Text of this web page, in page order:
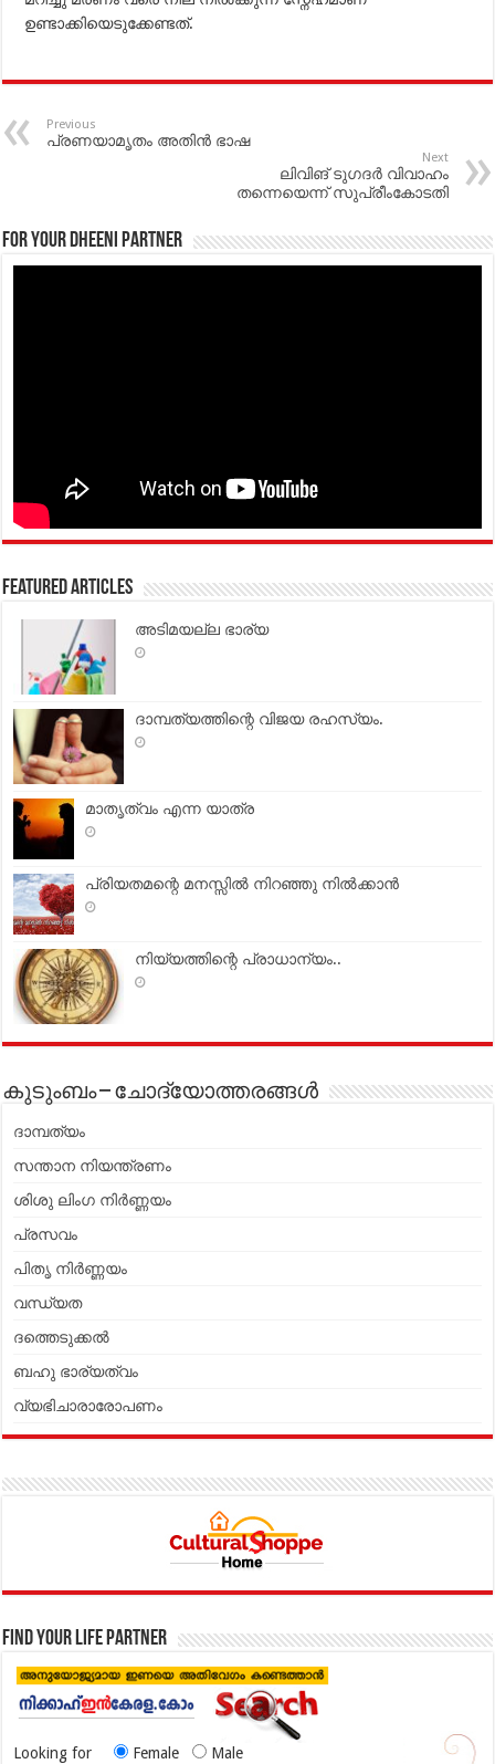
ഉണ്ടാക്കിയെടുക്കേണ്ടത്.
Previous
പ്രണയാമൃതം അതിന്‍ ഭാഷ
Next
ലിവിങ് ടുഗദര്‍ വിവാഹം
തന്നെയെന്ന് സുപ്രീംകോടതി
For your Dheeni Partner
Featured Articles
അടിമയല്ല ഭാര്യ
ദാമ്പത്യത്തിന്റെ വിജയ രഹസ്യം.
മാതൃത്വം എന്ന യാത്ര
പ്രിയതമന്റെ മനസ്സില്‍ നിറഞ്ഞു നില്‍ക്കാന്‍
നിയ്യത്തിന്റെ പ്രാധാന്യം..
കുടുംബം – ചോദ്യോത്തരങ്ങൾ
ദാമ്പത്യം
സന്താന നിയന്ത്രണം
ശിശു ലിംഗ നിർണ്ണയം
പ്രസവം
പിതൃ നിർണ്ണയം
വന്ധ്യത
ദത്തെടുക്കൽ
ബഹു ഭാര്യത്വം
വ്യഭിചാരാരോപണം
Find your life partner
Looking for Female Male